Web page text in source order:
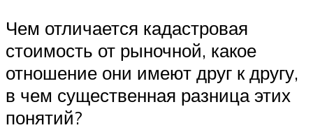
Чем отличается кадастровая
стоимость от рыночной, какое
отношение они имеют друг к другу,
в чем существенная разница этих
понятий?